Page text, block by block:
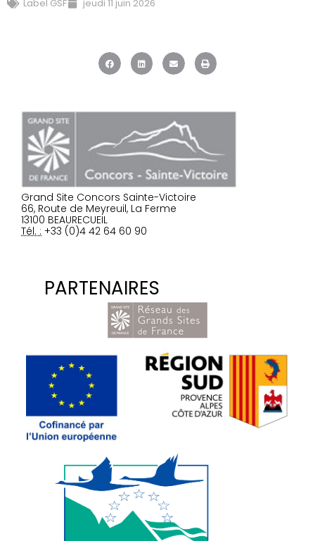
Label GSF jeudi 11 juin 2026
Grand Site Concors Sainte-Victoire
66, Route de Meyreuil, La Ferme
13100 BEAURECUEIL
Tél. : +33 (0)4 42 64 60 90
PARTENAIRES